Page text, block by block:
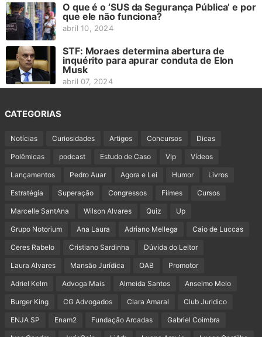
O que é o ‘SUS da Segurança Pública’ e por
que ele não funciona?
abril 10, 2024
STF: Moraes determina abertura de
inquérito para apurar conduta de Elon
Musk
abril 07, 2024
CATEGORIAS
Notícias Curiosidades Artigos Concursos Dicas
Polêmicas podcast Estudo de Caso Vip Vídeos
Lançamentos Pedro Auar Agora e Lei Humor Livros
Estratégia Superação Congressos Filmes Cursos
Marcelle SantAna Wilson Alvares Quiz Up
Grupo Notorium Ana Laura Adriano Mellega Caio de Luccas
Ceres Rabelo Cristiano Sardinha Dúvida do Leitor
Laura Alvares Mansão Jurídica OAB Promotor
Adriel Kelm Advoga Mais Almeida Santos Anselmo Melo
Burger King CG Advogados Clara Amaral Club Juridico
ENJA SP Enam2 Fundação Arcadas Gabriel Coimbra